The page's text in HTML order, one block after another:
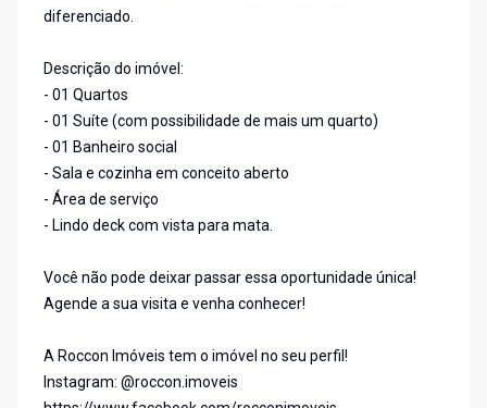
diferenciado.
Descrição do imóvel:
- 01 Quartos
- 01 Suíte (com possibilidade de mais um quarto)
- 01 Banheiro social
- Sala e cozinha em conceito aberto
- Área de serviço
- Lindo deck com vista para mata.
Você não pode deixar passar essa oportunidade única!
Agende a sua visita e venha conhecer!
A Roccon Imóveis tem o imóvel no seu perfil!
Instagram: @roccon.imoveis